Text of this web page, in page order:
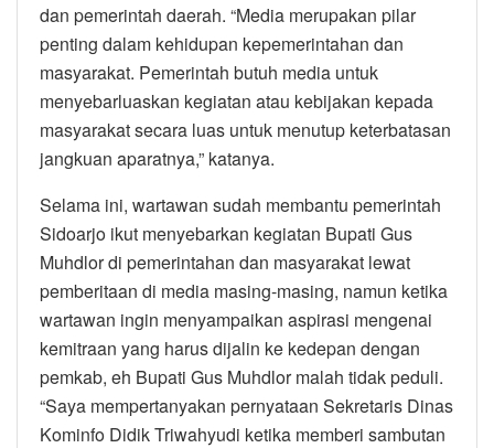
dan pemerintah daerah. “Media merupakan pilar
penting dalam kehidupan kepemerintahan dan
masyarakat. Pemerintah butuh media untuk
menyebarluaskan kegiatan atau kebijakan kepada
masyarakat secara luas untuk menutup keterbatasan
jangkuan aparatnya,” katanya.
Selama ini, wartawan sudah membantu pemerintah
Sidoarjo ikut menyebarkan kegiatan Bupati Gus
Muhdlor di pemerintahan dan masyarakat lewat
pemberitaan di media masing-masing, namun ketika
wartawan ingin menyampaikan aspirasi mengenai
kemitraan yang harus dijalin ke kedepan dengan
pemkab, eh Bupati Gus Muhdlor malah tidak peduli.
“Saya mempertanyakan pernyataan Sekretaris Dinas
Kominfo Didik Triwahyudi ketika memberi sambutan